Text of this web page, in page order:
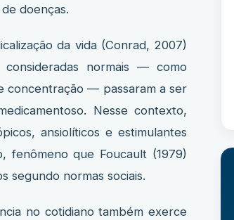
doenças.
da vida (Conrad, 2007)
normais — como
concentração — passaram a ser
Nesse contexto,
ansiolíticos e estimulantes
fenômeno que Foucault (1979)
segundo normas sociais.
no cotidiano também exerce